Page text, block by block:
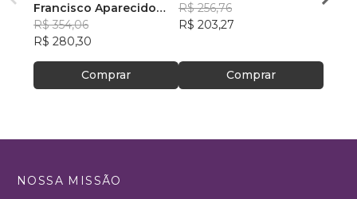
Simulação e Dados
Francisco Aparecido
Rodrigues
R$ 354,06
R$ 280,30
Comprar
R$ 256,76
R$ 203,27
Comprar
NOSSA MISSÃO